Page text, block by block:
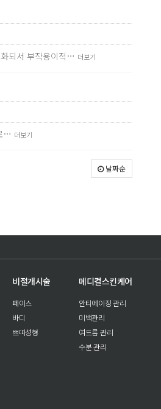
되서 부작용이적… 더보기
… 더보기
날짜순
비절개시술
페이스
바디
쁘띠성형
메디컬스킨케어
안티에이징 관리
미백관리
여드름 관리
수분 관리